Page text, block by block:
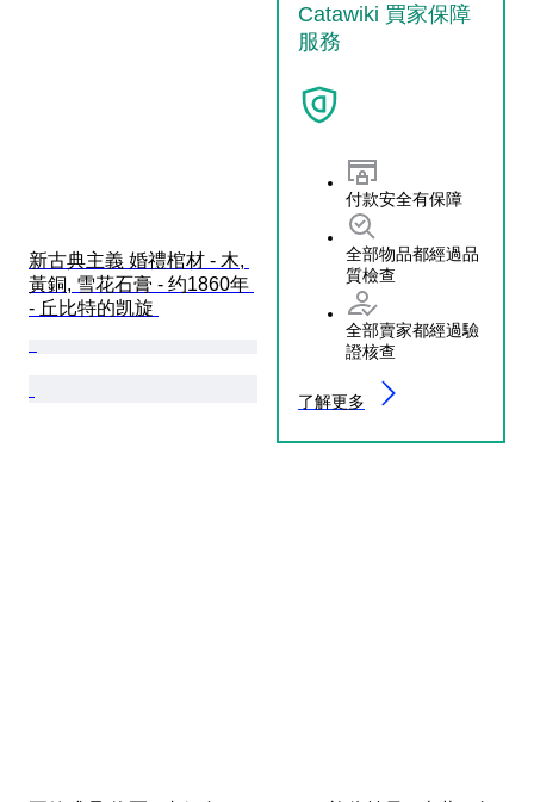
Catawiki 買家保障
服務
付款安全有保障
全部物品都經過品
質檢查
全部賣家都經過驗
證核查
了解更多
新古典主義 婚禮棺材 - 木,
黃銅, 雪花石膏 - 约1860年
- 丘比特的凯旋